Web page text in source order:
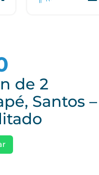
de 2
Santos –